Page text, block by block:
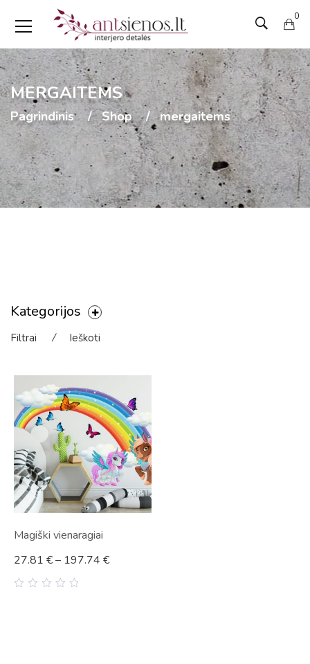
0
MERGAITEMS
Pagrindinis Shop mergaitems
Kategorijos
Filtrai ⁄ Ieškoti
Magiški vienaragiai
27.81 €– 197.74 €